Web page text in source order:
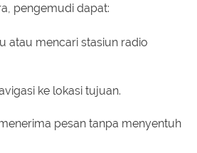
pengemudi dapat:
atau mencari stasiun radio
ke lokasi tujuan.
pesan tanpa menyentuh